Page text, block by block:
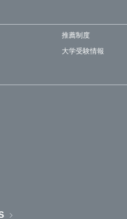
推薦制度
大学受験情報